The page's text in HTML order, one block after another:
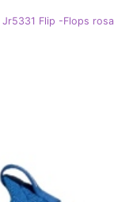
Flip -Flops rosa